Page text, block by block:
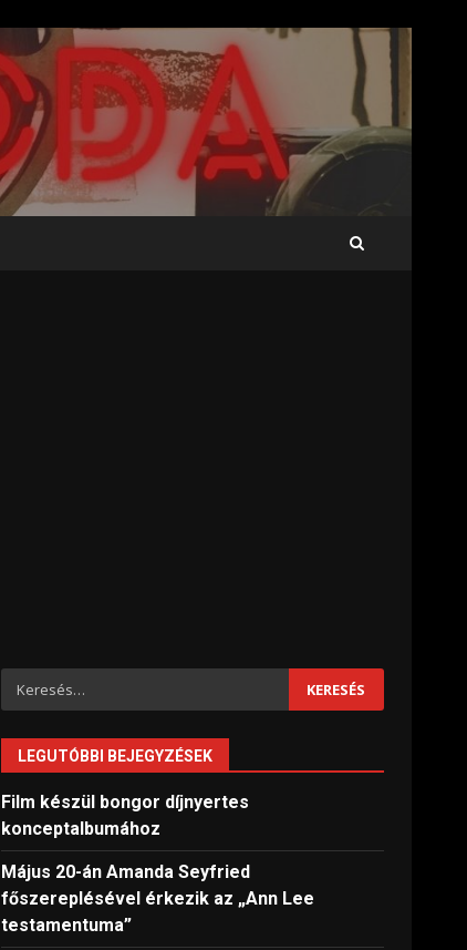
Keresés:
LEGUTÓBBI BEJEGYZÉSEK
Film készül bongor díjnyertes
konceptalbumához
Május 20-án Amanda Seyfried
főszereplésével érkezik az „Ann Lee
testamentuma”